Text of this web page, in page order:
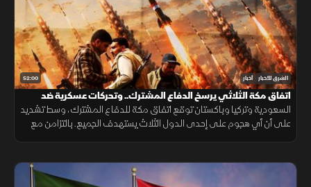
52:00 الشرق للأخبار أخبار
اتفاق مكة الثلاثي يرسخ الدفاع المشترك.. وتحركات عسكرية ضد
الحوثيين
السعودية وتركيا وباكستان توقع اتفاق مكة للدفاع المشترك، وسط تشديد
على أن أي هجوم على إحدى الدول الثلاث يستهدف الجميع. بالتزامن مع